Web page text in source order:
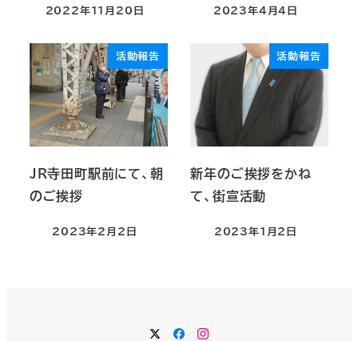
2022年11月20日 2023年4月4日
活動報告
JR寺田町駅前にて、朝
のご挨拶
2023年2月2日
活動報告
新年のご挨拶をかね
て、街宣活動
2023年1月2日
Twitter
Facebook
Instagram